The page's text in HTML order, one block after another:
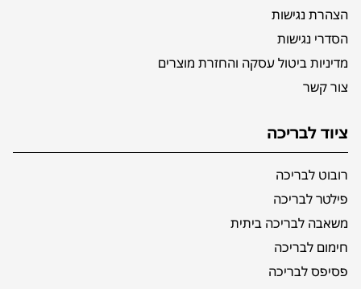
הצהרת נגישות
הסדרי נגישות
מדיניות ביטול עסקה והחזרת מוצרים
צור קשר
ציוד לבריכה
רובוט לבריכה
פילטר לבריכה
משאבה לבריכה ביתית
חימום לבריכה
פסיפס לבריכה